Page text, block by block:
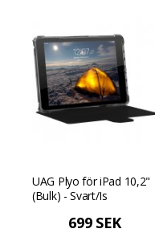
UAG Plyo för iPad 10,2"
(Bulk) - Svart/Is
699 SEK